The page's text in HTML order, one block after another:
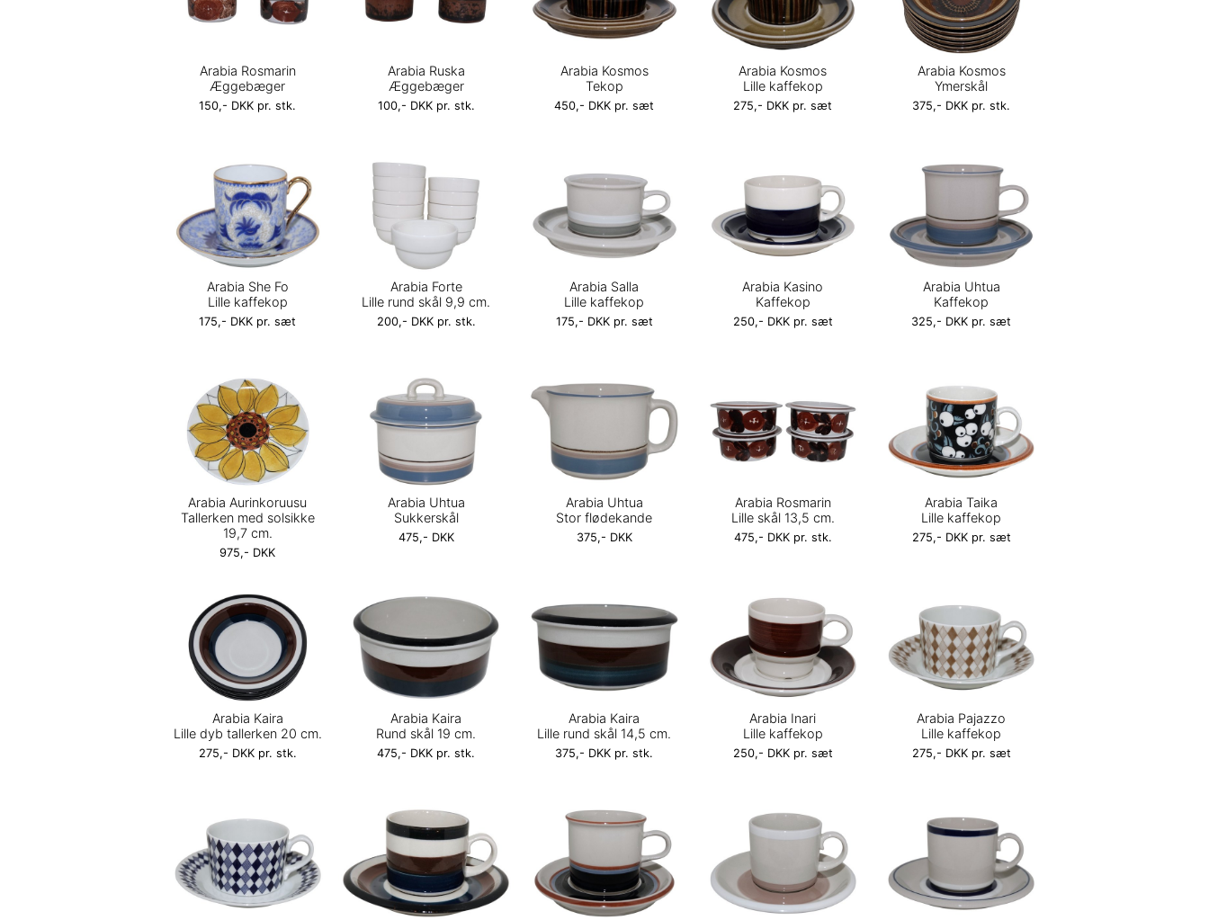
Arabia Rosmarin
Æggebæger
150,- DKK pr. stk.
Arabia Ruska
Æggebæger
100,- DKK pr. stk.
Arabia Kosmos
Tekop
450,- DKK pr. sæt
Arabia Kosmos
Lille kaffekop
275,- DKK pr. sæt
Arabia Kosmos
Ymerskål
375,- DKK pr. stk.
Arabia She Fo
Lille kaffekop
175,- DKK pr. sæt
Arabia Forte
Lille rund skål 9,9 cm.
200,- DKK pr. stk.
Arabia Salla
Lille kaffekop
175,- DKK pr. sæt
Arabia Kasino
Kaffekop
250,- DKK pr. sæt
Arabia Uhtua
Kaffekop
325,- DKK pr. sæt
Arabia Aurinkoruusu
Tallerken med solsikke
19,7 cm.
975,- DKK
Arabia Uhtua
Sukkerskål
475,- DKK
Arabia Uhtua
Stor flødekande
375,- DKK
Arabia Rosmarin
Lille skål 13,5 cm.
475,- DKK pr. stk.
Arabia Taika
Lille kaffekop
275,- DKK pr. sæt
Arabia Kaira
Lille dyb tallerken 20 cm.
275,- DKK pr. stk.
Arabia Kaira
Rund skål 19 cm.
475,- DKK pr. stk.
Arabia Kaira
Lille rund skål 14,5 cm.
375,- DKK pr. stk.
Arabia Inari
Lille kaffekop
250,- DKK pr. sæt
Arabia Pajazzo
Lille kaffekop
275,- DKK pr. sæt